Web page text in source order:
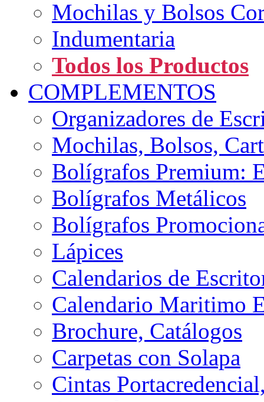
Mochilas y Bolsos
Indumentaria
Todos los Productos
COMPLEMENTOS
Organizadores de
Mochilas, Bolsos,
Bolígrafos Premium:
Bolígrafos Metálicos
Bolígrafos
Lápices
Calendarios de
Calendario Maritimo
Brochure, Catálogos
Carpetas con Solapa
Cintas